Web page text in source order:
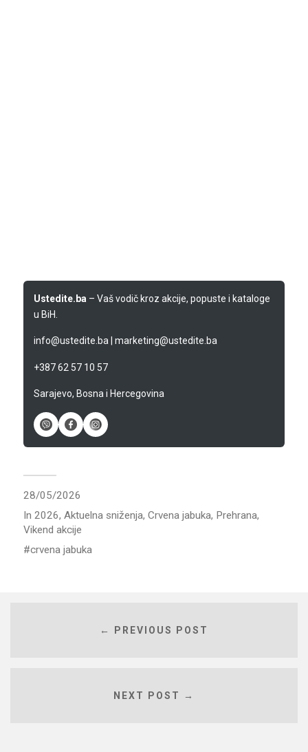
Ustedite.ba – Vaš vodič kroz akcije, popuste i kataloge
u BiH.
info@ustedite.ba| marketing@ustedite.ba
+387 62 57 10 57
Sarajevo, Bosna i Hercegovina
28/05/2026
In 2026, Aktuelna sniženja, Crvena jabuka, Prehrana,
Vikend akcije
crvena jabuka
← PREVIOUS POST
NEXT POST →